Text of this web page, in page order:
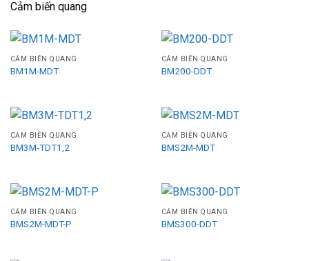
Cảm biến quang
CẢM BIẾN QUANG
BM1M-MDT
CẢM BIẾN QUANG
BM200-DDT
CẢM BIẾN QUANG
BM3M-TDT1,2
CẢM BIẾN QUANG
BMS2M-MDT
CẢM BIẾN QUANG
BMS2M-MDT-P
CẢM BIẾN QUANG
BMS300-DDT